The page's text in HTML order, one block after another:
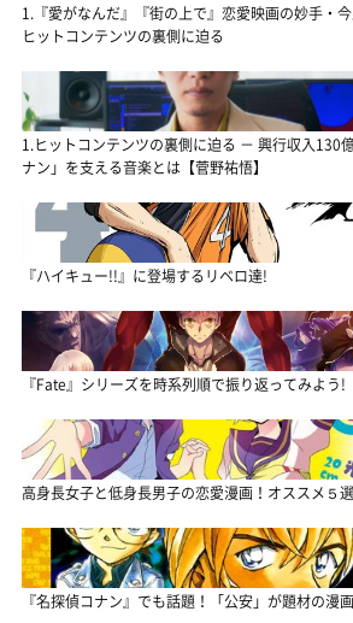
1.『愛がなんだ』『街の上で』恋愛映画の妙手・
ヒットコンテンツの裏側に迫る
1.ヒットコンテンツの裏側に迫る － 興行収入130
ナン」を支える音楽とは【菅野祐悟】
『ハイキュー!!』に登場するリベロ達!
『Fate』シリーズを時系列順で振り返ってみよう!
高身長女子と低身長男子の恋愛漫画！オススメ５選
『名探偵コナン』でも話題！「公安」が題材の漫画